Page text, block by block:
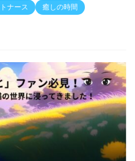
ナース
癒しの時間